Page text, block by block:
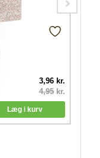
3,96 kr.
4,95kr.